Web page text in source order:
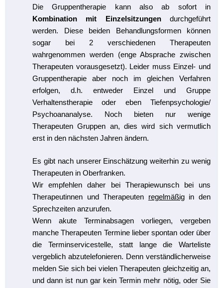
Die Gruppentherapie kann also ab sofort in
Kombination mit Einzelsitzungendurchgeführt
werden. Diese beiden Behandlungsformen können
sogar bei 2 verschiedenen Therapeuten
wahrgenommen werden (enge Absprache zwischen
Therapeuten vorausgesetzt). Leider muss Einzel- und
Gruppentherapie aber noch im gleichen Verfahren
erfolgen, d.h. entweder Einzel und Gruppe
Verhaltenstherapie oder eben Tiefenpsychologie/
Psychoananalyse. Noch bieten nur wenige
Therapeuten Gruppen an, dies wird sich vermutlich
erst in den nächsten Jahren ändern.
Es gibt nach unserer Einschätzung weiterhin zu wenig
Therapeuten in Oberfranken.
Wir empfehlen daher bei Therapiewunsch bei uns
Therapeutinnen und Therapeuten regelmäßigin den
Sprechzeiten anzurufen.
Wenn akute Terminabsagen vorliegen, vergeben
manche Therapeuten Termine lieber spontan oder über
die Terminservicestelle, statt lange die Warteliste
vergeblich abzutelefonieren. Denn verständlicherweise
melden Sie sich bei vielen Therapeuten gleichzeitig an,
und dann ist nun gar kein Termin mehr nötig, oder Sie